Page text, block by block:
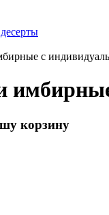
с
корзину